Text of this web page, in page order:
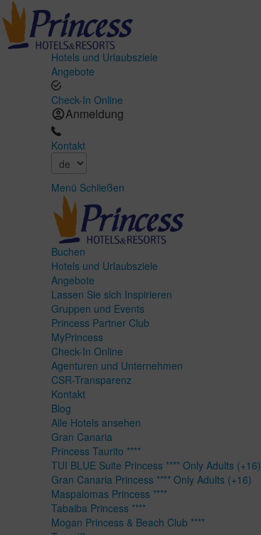
Hotels und Urlaubsziele
Angebote
Check-In Online
Anmeldung
Kontakt
Menü Schließen
Buchen
Hotels und Urlaubsziele
Angebote
Lassen Sie sich Inspirieren
Gruppen und Events
Princess Partner Club
MyPrincess
Check-In Online
Agenturen und Unternehmen
CSR-Transparenz
Kontakt
Blog
Alle Hotels ansehen
Gran Canaria
Princess Taurito ****
TUI BLUE Suite Princess **** Only Adults (+16)
Gran Canaria Princess **** Only Adults (+16)
Maspalomas Princess ****
Tabaiba Princess ****
Mogan Princess & Beach Club ****